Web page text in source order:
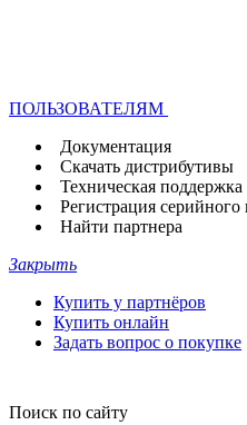
ПОЛЬЗОВАТЕЛЯМ
Документация
Скачать дистрибутивы
Техническая поддержка
Регистрация серийного
Найти партнера
Закрыть
Купить у партнёров
Купить онлайн
Задать вопрос о покупке
Поиск по сайту